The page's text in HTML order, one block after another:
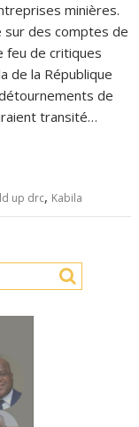
minières.
sur des comptes de
feu de critiques
de la République
de
transité…
up drc, Kabila